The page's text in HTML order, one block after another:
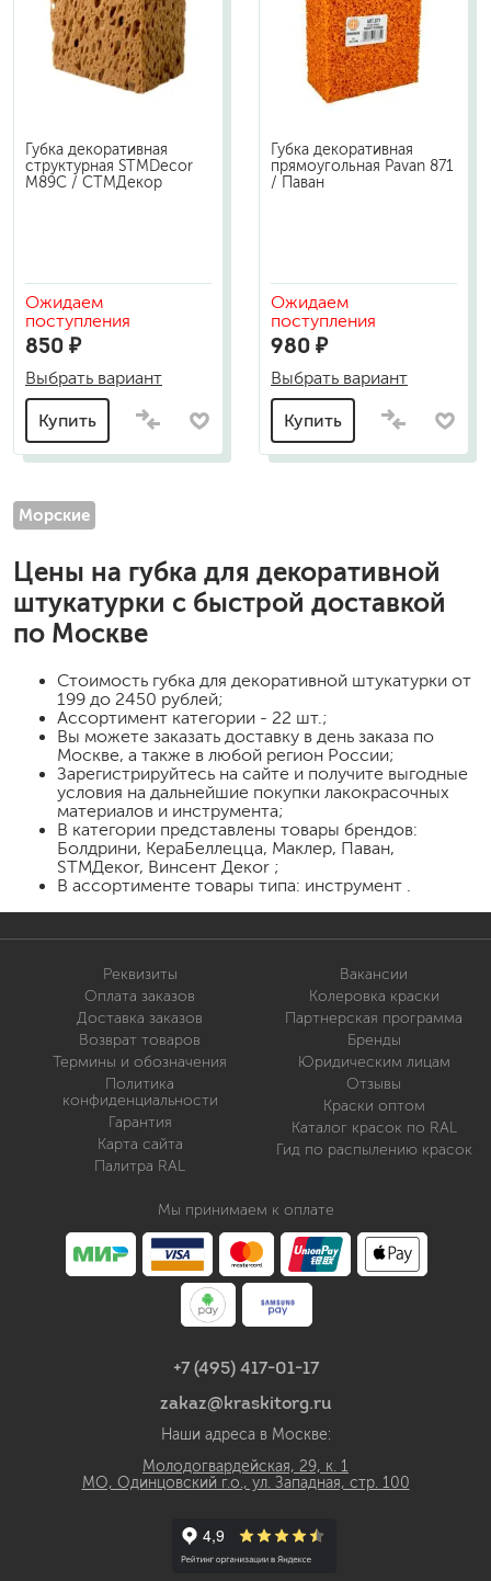
Губка декоративная
структурная STMDecor
М89С / СТМДекор
Ожидаем
поступления
850 ₽
Выбрать вариант
Купить
Губка декоративная
прямоугольная Pavan 871
/ Паван
Ожидаем
поступления
980 ₽
Выбрать вариант
Купить
Морские
Цены на губка для декоративной
штукатурки с быстрой доставкой
по Москве
Стоимость губка для декоративной штукатурки от
199 до 2450 рублей;
Ассортимент категории - 22 шт.;
Вы можете заказать доставку в день заказа по
Москве, а также в любой регион России;
Зарегистрируйтесь на сайте и получите выгодные
условия на дальнейшие покупки лакокрасочных
материалов и инструмента;
В категории представлены товары брендов:
Болдрини, КераБеллецца, Маклер, Паван,
STMДекor, Винсент Декor ;
В ассортименте товары типа: инструмент .
Реквизиты
Оплата заказов
Доставка заказов
Возврат товаров
Термины и обозначения
Политика
конфиденциальности
Гарантия
Карта сайта
Палитра RAL
Вакансии
Колеровка краски
Партнерская программа
Бренды
Юридическим лицам
Отзывы
Краски оптом
Каталог красок по RAL
Гид по распылению красок
Мы принимаем к оплате
+7 (495) 417-01-17
zakaz@kraskitorg.ru
Наши адреса в Москве:
Молодогвардейская, 29, к. 1
МО, Одинцовский г.о., ул. Западная, стр. 100